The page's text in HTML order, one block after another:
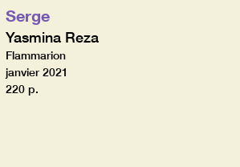
Serge
Yasmina Reza
Flammarion
janvier 2021
220 p.